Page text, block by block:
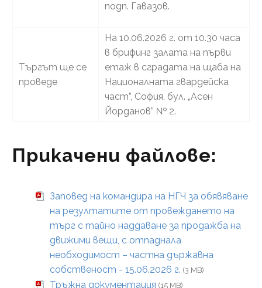
подп. Гавазов.
Търгът ще се
проведе
На 10.06.2026 г. от 10.30 часа
в брифинг залата на първи
етаж в сградата на щаба на
Националната гвардейска
част”, София, бул. „Асен
Йорданов” № 2.
Прикачени файлове:
Заповед на командира на НГЧ за обявяване
на резултатите от провеждането на
търг с тайно наддаване за продажба на
движими вещи, с отпаднала
необходимост – частна държавна
собственост - 15.06.2026 г. (3 MB)
Тръжна документация (15 MB)